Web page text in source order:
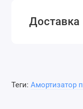
Доставка
Теги: Амортизатор